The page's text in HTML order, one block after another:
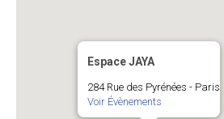
Espace JAYA
284 Rue des Pyrénées - Paris
Voir Évènements